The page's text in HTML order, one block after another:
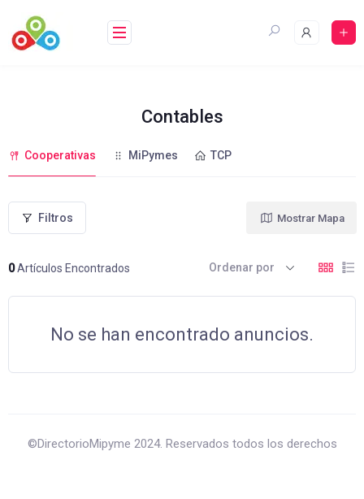
contenido
Contables
Cooperativas MiPymes TCP
Filtros
0Artículos Encontrados
Mostrar Mapa
Ordenar por
No se han encontrado anuncios.
©DirectorioMipyme 2024. Reservados todos los derechos